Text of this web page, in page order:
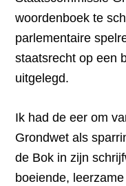
woordenboek te
parlementaire
staatsrecht op een
uitgelegd.
Ik had de eer om
Grondwet als
de Bok in zijn
boeiende,